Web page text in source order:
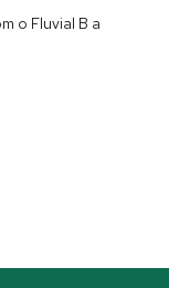
o Fluvial B a